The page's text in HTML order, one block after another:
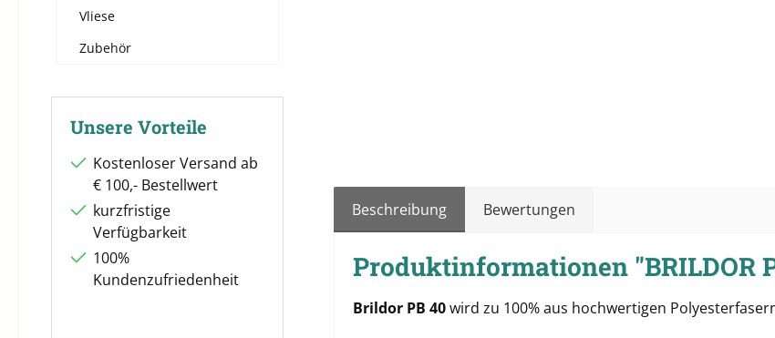
Vliese
Zubehör
Unsere Vorteile
Kostenloser Versand ab
€ 100,- Bestellwert
kurzfristige
Verfügbarkeit
100%
Kundenzufriedenheit
Beschreibung Bewertungen
Produktinformationen "BRILDOR
Brildor PB 40wird zu 100% aus hochwertigen